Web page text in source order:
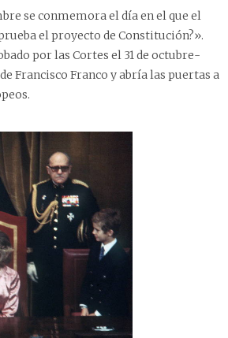
se conmemora el día en el que el
el proyecto de Constitución?».
por las Cortes el 31 de octubre-
Francisco Franco y abría las puertas a